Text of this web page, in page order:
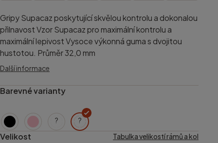
Gripy Supacaz poskytující skvělou kontrolu a dokonalou
přilnavost Vzor Supacaz pro maximální kontrolu a
maximální lepivost Vysoce výkonná guma s dvojitou
hustotou. Průměr 32,0 mm
Další informace
Barevné varianty
? ?
Velikost Tabulka velikostí rámů a kol